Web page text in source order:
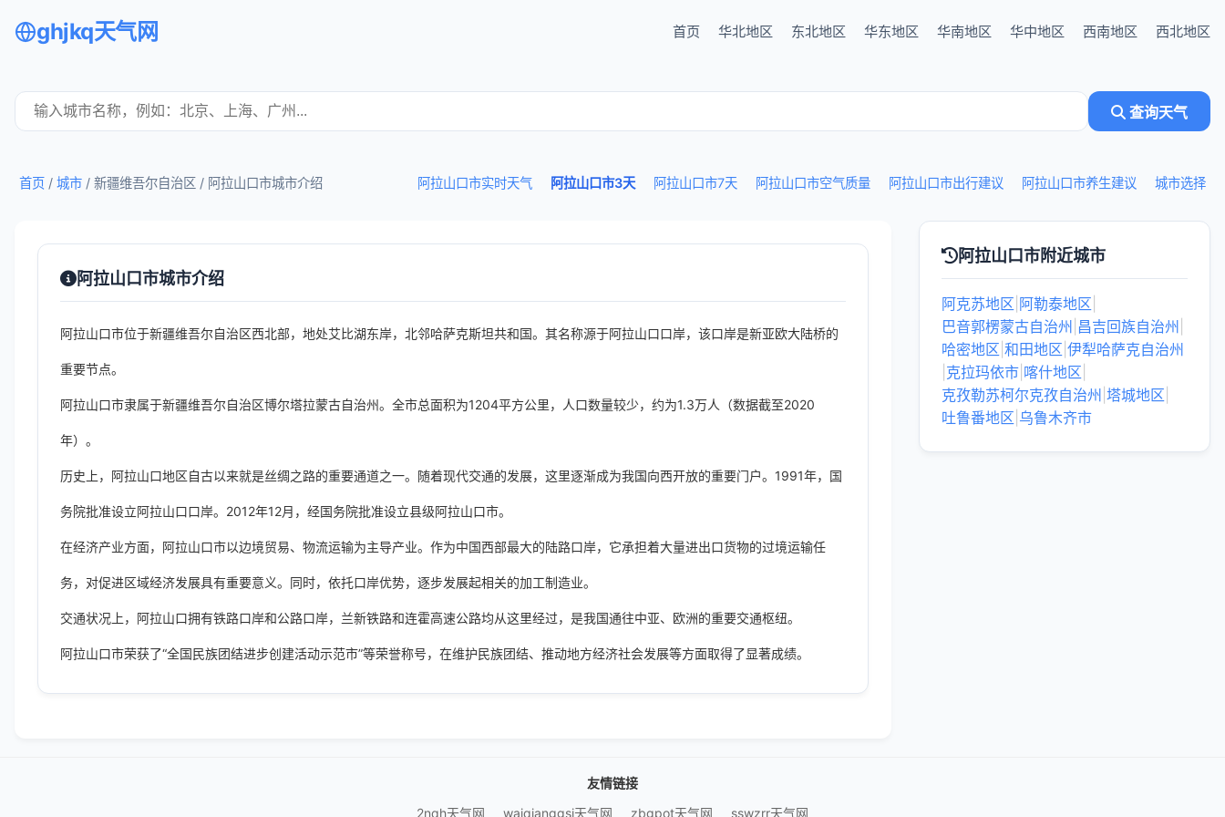
ghjkq天气网 首页 华北地区 东北地区 华东地区 华南地区 华中地区 西南地区 西北地区
查询天气
阿拉山口市实时天气 阿拉山口市3天 阿拉山口市7天 阿拉山口市空气质量 阿拉山口市出行建议 阿拉山口市养生建议 城市选择
首页 / 城市 / 新疆维吾尔自治区 / 阿拉山口市城市介绍
阿拉山口市城市介绍
阿拉山口市位于新疆维吾尔自治区西北部，地处艾比湖东岸，北邻哈萨克斯坦共和国。其名称源于阿拉山口口岸，该口岸是新亚欧大陆桥的
重要节点。
阿拉山口市隶属于新疆维吾尔自治区博尔塔拉蒙古自治州。全市总面积为1204平方公里，人口数量较少，约为1.3万人（数据截至2020
年）。
历史上，阿拉山口地区自古以来就是丝绸之路的重要通道之一。随着现代交通的发展，这里逐渐成为我国向西开放的重要门户。1991年，国
务院批准设立阿拉山口口岸。2012年12月，经国务院批准设立县级阿拉山口市。
在经济产业方面，阿拉山口市以边境贸易、物流运输为主导产业。作为中国西部最大的陆路口岸，它承担着大量进出口货物的过境运输任
务，对促进区域经济发展具有重要意义。同时，依托口岸优势，逐步发展起相关的加工制造业。
交通状况上，阿拉山口拥有铁路口岸和公路口岸，兰新铁路和连霍高速公路均从这里经过，是我国通往中亚、欧洲的重要交通枢纽。
阿拉山口市荣获了“全国民族团结进步创建活动示范市”等荣誉称号，在维护民族团结、推动地方经济社会发展等方面取得了显著成绩。
阿拉山口市附近城市
阿克苏地区 阿勒泰地区
巴音郭楞蒙古自治州 昌吉回族自治州
哈密地区 和田地区 伊犁哈萨克自治州
克拉玛依市 喀什地区
克孜勒苏柯尔克孜自治州 塔城地区
吐鲁番地区 乌鲁木齐市
友情链接
2nqh天气网
waiqianggsi天气网 zbgpot天气网 sswzrr天气网